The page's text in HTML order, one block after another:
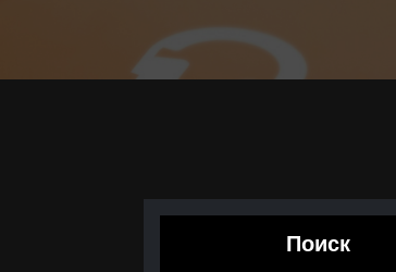
Поиск